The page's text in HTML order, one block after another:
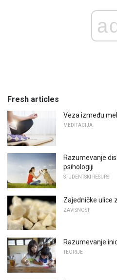
Fresh articles
Veza između
MEDITACIJA
Razumevanje
psihologiji
STUDENTSKI RESURSI
Zajedničke ulice
ZAVISNOST
Razumevanje
TEORIJE